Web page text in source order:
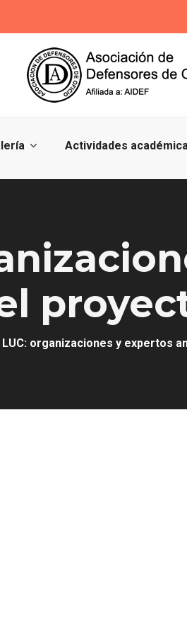
Actividades
LUC: organizaciones y expertos